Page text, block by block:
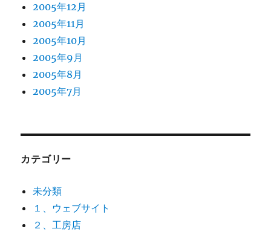
2005年12月
2005年11月
2005年10月
2005年9月
2005年8月
2005年7月
カテゴリー
未分類
１、ウェブサイト
２、工房店